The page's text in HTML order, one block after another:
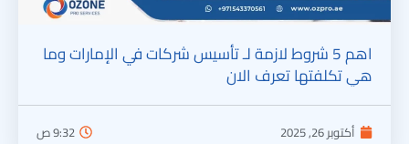
اهم 5 شروط لازمة لـ تأسيس شركات في الإمارات وما
هي تكلفتها تعرف الان
أكتوبر 26, 2025 9:32 ص